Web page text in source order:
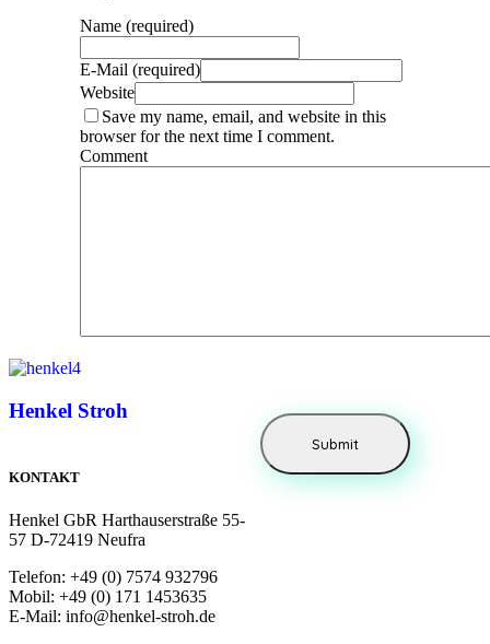
Name (required)
E-Mail (required)
Website
Save my name, email, and website in this
browser for the next time I comment.
Comment
Henkel Stroh
KONTAKT
Henkel GbR Harthauserstraße 55-
57 D-72419 Neufra
Telefon: +49 (0) 7574 932796
Mobil: +49 (0) 171 1453635
E-Mail: info@henkel-stroh.de